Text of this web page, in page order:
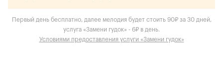
Первый день бесплатно, далее мелодия будет стоить 90₽ за 30 дней,
услуга «Замени гудок» - 6₽ в день.
Условиями предоставления услуги «Замени гудок»